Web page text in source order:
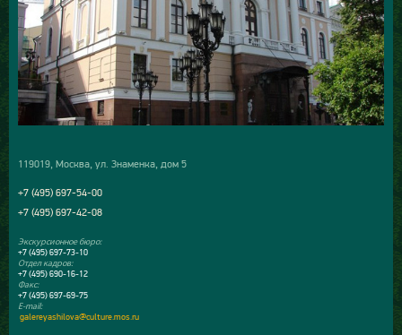
119019, Москва, ул. Знаменка, дом 5
+7 (495) 697-54-00
+7 (495) 697-42-08
Экскурсионное бюро:
+7 (495) 697-73-10
Отдел кадров:
+7 (495) 690-16-12
Факс:
+7 (495) 697-69-75
E-mail:
galereyashilova@culture.mos.ru